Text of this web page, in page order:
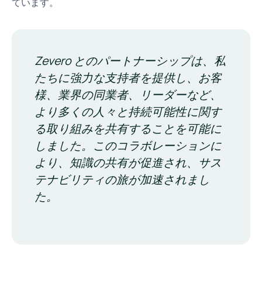
Zevero とのパートナーシップは、私
たちに強力な支持者を提供し、お客
様、業界の同業者、リーダーなど、
より多くの人々と持続可能性に関す
る取り組みを共有することを可能に
しました。このコラボレーションに
より、知識の共有が促進され、サス
テナビリティの旅が加速されまし
た。